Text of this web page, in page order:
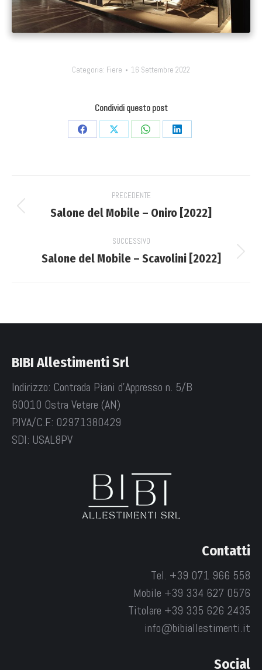
Categoria: Fiere 16 Settembre 2022
Condividi questo post
CondividiCondividiCondividiCondividi
navigation
PRECEDENTE
Previous
Salone del Mobile – Oniro [2022]
SUCCESSIVO
Next
Salone del Mobile – Scavolini [2022]
BIBI Allestimenti Srl
Indirizzo: Contrada Piani d'Appresso n. 5/B
60010 Ostra Vetere (AN)
P.IVA/C.F.: 02971380429
SDI: USAL8PV
Contatti
Tel. +39 071 966 558
Mobile +39 334 627 0576
Titolare +39 335 626 2435
info@bibiallestimenti.it
Social